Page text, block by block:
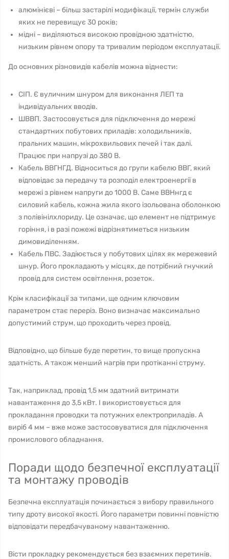
алюмінієві – більш застарілі модифікації, термін служби
яких не перевищує 30 років;
мідні – виділяються високою провідною здатністю,
низьким рівнем опору та тривалим періодом експлуатації.
До основних різновидів кабелів можна віднести:
СІП. Є вуличним шнуром для виконання ЛЕП та
індивідуальних вводів.
ШВВП. Застосовується для підключення до мережі
стандартних побутових приладів: холодильників,
пральних машин, мікрохвильових печей і так далі.
Працює при напрузі до 380 В.
Кабель ВВГНГД. Відноситься до групи кабелю ВВГ, який
відповідає за передачу та розподіл електроенергії в
мережі з рівнем напруги до 1000 В. Саме ВВНнгд є
силовий кабель, кожна жила якого ізольована оболонкою
з полівінілхлориду. Це означає, що елемент не підтримує
горіння, і в разі пожежі відрізнятиметься низьким
димовиділенням.
Кабель ПВС. Задіюється у побутових цілях як мережевий
шнур. Його прокладають у місцях, де потрібний гнучкий
провід для систем освітлення, розеток.
Крім класифікації за типами, ще одним ключовим
параметром стає переріз. Воно визначає максимально
допустимий струм, що проходить через провід.
Відповідно, що більше буде перетин, то вище пропускна
здатність. А також менший нагрів при протіканні струму.
Так, наприклад, провід 1,5 мм здатний витримати
навантаження до 3,5 кВт. І використовується для
прокладання проводки та потужних електроприладів. А
виріб 4 мм – вже може застосовуватися для підключення
промислового обладнання.
Поради щодо безпечної експлуатації
та монтажу проводів
Безпечна експлуатація починається з вибору правильного
типу дроту високої якості. Його параметри повинні повністю
відповідати передбачуваному навантаженню.
Вісти прокладку рекомендується без взаємних перетинів.